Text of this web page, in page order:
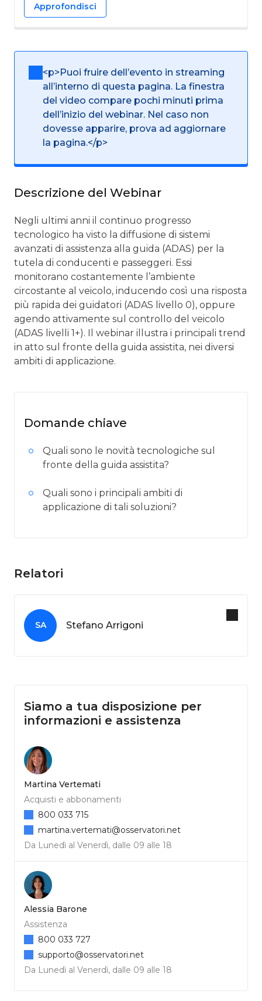
Approfondisci
<p>Puoi fruire dell’evento in streaming
all’interno di questa pagina. La finestra
del video compare pochi minuti prima
dell’inizio del webinar. Nel caso non
dovesse apparire, prova ad aggiornare
la pagina.</p>
Descrizione del Webinar
Negli ultimi anni il continuo progresso
tecnologico ha visto la diffusione di sistemi
avanzati di assistenza alla guida (ADAS) per la
tutela di conducenti e passeggeri. Essi
monitorano costantemente l’ambiente
circostante al veicolo, inducendo così una risposta
più rapida dei guidatori (ADAS livello 0), oppure
agendo attivamente sul controllo del veicolo
(ADAS livelli 1+). Il webinar illustra i principali trend
in atto sul fronte della guida assistita, nei diversi
ambiti di applicazione.
Domande chiave
Quali sono le novità tecnologiche sul
fronte della guida assistita?
Quali sono i principali ambiti di
applicazione di tali soluzioni?
Relatori
SA Stefano Arrigoni
Siamo a tua disposizione per
informazioni e assistenza
Martina Vertemati
Acquisti e abbonamenti
Da Lunedì al Venerdì, dalle 09 alle 18
800 033 715
martina.vertemati@osservatori.net
Alessia Barone
Assistenza
Da Lunedì al Venerdì, dalle 09 alle 18
800 033 727
supporto@osservatori.net